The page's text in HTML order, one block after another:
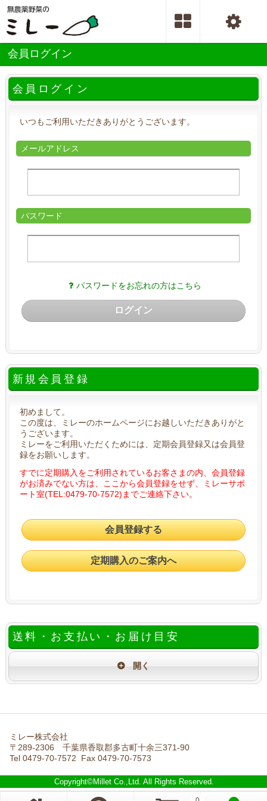
会員ログイン
会員ログイン
いつもご利用いただきありがとうございます。
メールアドレス
パスワード
パスワードをお忘れの方はこちら
ログイン
新規会員登録
初めまして。
この度は、ミレーのホームページにお越しいただきありがと
うございます。
ミレーをご利用いただくためには、定期会員登録又は会員登
録をお願いします。
すでに定期購入をご利用されているお客さまの内、会員登録
がお済みでない方は、ここから会員登録をせず、ミレーサポ
ート室(TEL:0479-70-7572)までご連絡下さい。
会員登録する
定期購入のご案内へ
送料・お支払い・お届け目安
ミレー株式会社
〒289-2306 千葉県香取郡多古町十余三371-90
Tel 0479-70-7572 Fax 0479-70-7573
Copyright©Millet Co.,Ltd. All Rights Reserved.